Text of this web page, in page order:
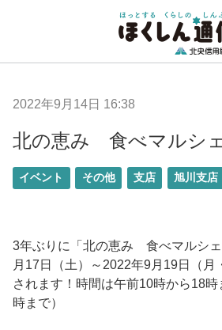
2022年9月14日 16:38
北の恵み 食べマルシ
イベント その他 支店 旭川支店
3年ぶりに「北の恵み 食べマルシ
月17日（土）～2022年9月19日（月
されます！時間は午前10時から18
時まで）